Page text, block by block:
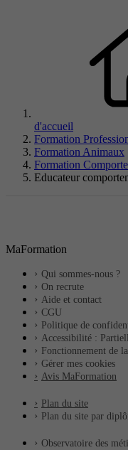
d'accueil
Formation
Formation Animaux
Formation
Educateur
MaFormation
Qui sommes-nous ?
On recrute
Aide et contact
CGU
Politique de
Accessibilité :
Fonctionnement de
Gérer mes cookies
Avis MaFormation
Plan du site
Plan du site par
Observatoire des